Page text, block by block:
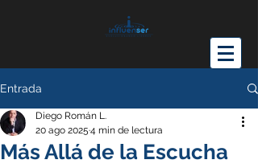
Entrada
Más Allá de la Escucha
Diego Román L.
20 ago 2025 4 min de lectura